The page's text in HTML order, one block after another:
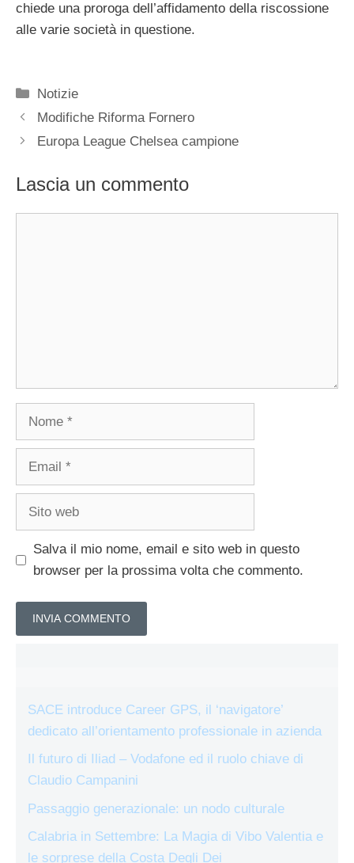
chiede una proroga dell’affidamento della riscossione
alle varie società in questione.
Categorie
Notizie
Modifiche Riforma Fornero
Europa League Chelsea campione
Lascia un commento
Nome
Email
Sito
Salva il mio nome, email e sito web in questo
browser per la prossima volta che commento.
SACE introduce Career GPS, il ‘navigatore’
dedicato all’orientamento professionale in azienda
Il futuro di Iliad – Vodafone ed il ruolo chiave di
Claudio Campanini
Passaggio generazionale: un nodo culturale
Calabria in Settembre: La Magia di Vibo Valentia e
le sorprese della Costa Degli Dei